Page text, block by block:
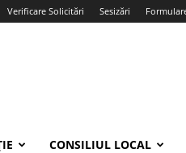
Verificare Solicitări Sesizări
CONSILIUL LOCAL